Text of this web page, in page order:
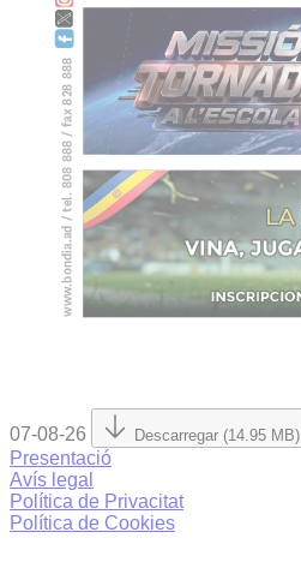
07-08-26 Descarregar (14.95 MB)
Presentació
Avís legal
Política de Privacitat
Política de Cookies